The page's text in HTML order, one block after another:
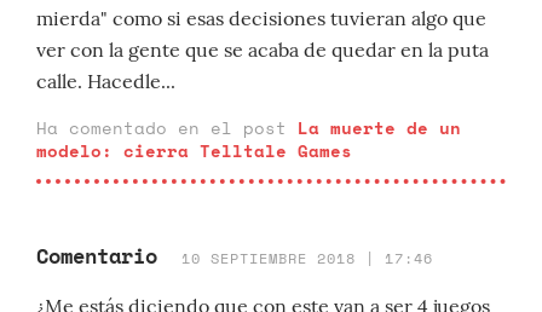
mierda" como si esas decisiones tuvieran algo que
ver con la gente que se acaba de quedar en la puta
calle. Hacedle...
Ha comentado en el post La muerte de un
modelo: cierra Telltale Games
Comentario 10 SEPTIEMBRE 2018 | 17:46
¿Me estás diciendo que con este van a ser 4 juegos